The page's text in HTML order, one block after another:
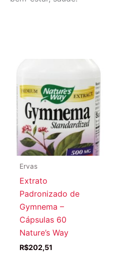
Ervas
Extrato
Padronizado de
Gymnema –
Cápsulas 60
Nature’s Way
R$202,51